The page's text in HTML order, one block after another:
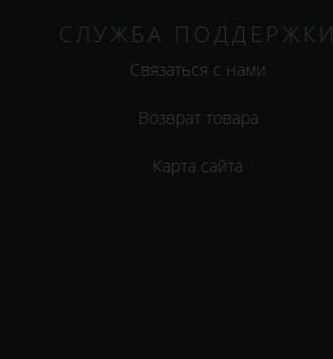
СЛУЖБА ПОДДЕРЖКИ
Связаться с нами
Возврат товара
Карта сайта